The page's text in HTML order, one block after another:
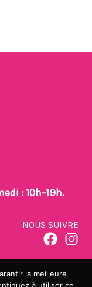
: 10h-19h.
NOUS SUIVRE
la meilleure